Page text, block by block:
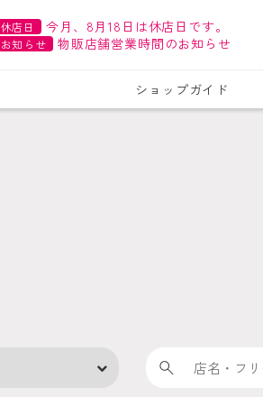
休店日 今月、8月18日は休店日です。
お知らせ 物販店舗営業時間のお知らせ
ショップガイド